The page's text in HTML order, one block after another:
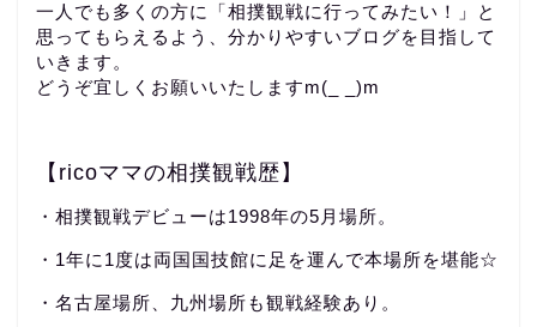
一人でも多くの方に「相撲観戦に行ってみたい！」と
思ってもらえるよう、分かりやすいブログを目指して
いきます。
どうぞ宜しくお願いいたしますm(_ _)m
【ricoママの相撲観戦歴】
・相撲観戦デビューは1998年の5月場所。
・1年に1度は両国国技館に足を運んで本場所を堪能☆
・名古屋場所、九州場所も観戦経験あり。